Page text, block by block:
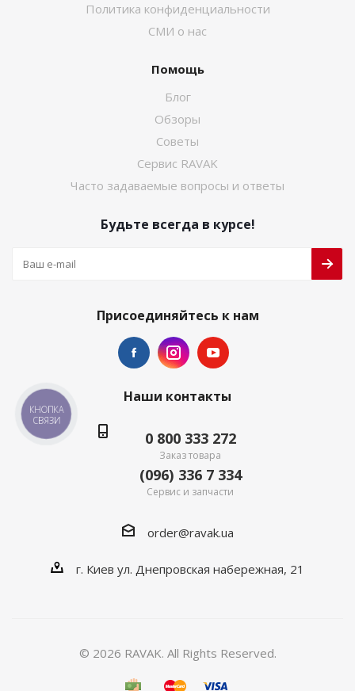
Политика конфиденциальности
СМИ о нас
Помощь
Блог
Обзоры
Советы
Сервис RAVAK
Часто задаваемые вопросы и ответы
Будьте всегда в курсе!
Присоединяйтесь к нам
Наши контакты
0 800 333 272
Заказ товара
(096) 336 7 334
Сервис и запчасти
order@ravak.ua
г. Киев ул. Днепровская набережная, 21
© 2026 RAVAK. All Rights Reserved.
КНОПКА
СВЯЗИ